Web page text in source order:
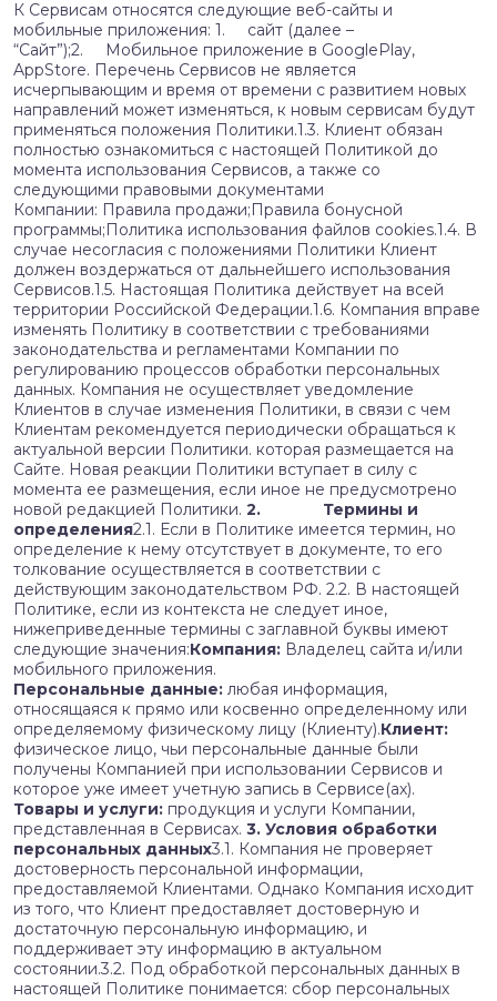
К Сервисам относятся следующие веб-сайты и
мобильные приложения: 1. сайт (далее –
“Сайт”);2. Мобильное приложение в GooglePlay,
AppStore. Перечень Сервисов не является
исчерпывающим и время от времени с развитием новых
направлений может изменяться, к новым сервисам будут
применяться положения Политики.1.3. Клиент обязан
полностью ознакомиться с настоящей Политикой до
момента использования Сервисов, а также со
следующими правовыми документами
Компании: Правила продажи;Правила бонусной
программы;Политика использования файлов cookies.1.4. В
случае несогласия с положениями Политики Клиент
должен воздержаться от дальнейшего использования
Сервисов.1.5. Настоящая Политика действует на всей
территории Российской Федерации.1.6. Компания вправе
изменять Политику в соответствии с требованиями
законодательства и регламентами Компании по
регулированию процессов обработки персональных
данных. Компания не осуществляет уведомление
Клиентов в случае изменения Политики, в связи с чем
Клиентам рекомендуется периодически обращаться к
актуальной версии Политики. которая размещается на
Сайте. Новая реакции Политики вступает в силу с
момента ее размещения, если иное не предусмотрено
новой редакцией Политики. 2. Термины и
определения2.1. Если в Политике имеется термин, но
определение к нему отсутствует в документе, то его
толкование осуществляется в соответствии с
действующим законодательством РФ. 2.2. В настоящей
Политике, если из контекста не следует иное,
нижеприведенные термины с заглавной буквы имеют
следующие значения:Компания: Владелец сайта и/или
мобильного приложения.
Персональные данные: любая информация,
относящаяся к прямо или косвенно определенному или
определяемому физическому лицу (Клиенту).Клиент:
физическое лицо, чьи персональные данные были
получены Компанией при использовании Сервисов и
которое уже имеет учетную запись в Сервисе(ах).
Товары и услуги: продукция и услуги Компании,
представленная в Сервисах. 3. Условия обработки
персональных данных3.1. Компания не проверяет
достоверность персональной информации,
предоставляемой Клиентами. Однако Компания исходит
из того, что Клиент предоставляет достоверную и
достаточную персональную информацию, и
поддерживает эту информацию в актуальном
состоянии.3.2. Под обработкой персональных данных в
настоящей Политике понимается: сбор персональных